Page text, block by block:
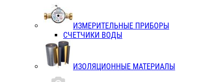
ИЗМЕРИТЕЛЬНЫЕ ПРИБОРЫ
СЧЕТЧИКИ ВОДЫ
ИЗОЛЯЦИОННЫЕ МАТЕРИАЛЫ